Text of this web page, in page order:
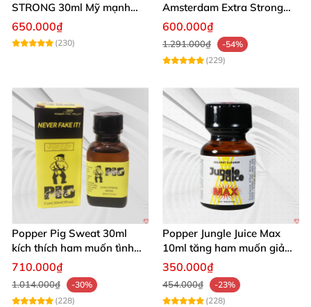
STRONG 30ml Mỹ mạnh
nhất kích thích cực phê
650.000₫
(230)
Amsterdam Extra Strong
30ml
600.000₫
1.291.000₫
-54%
(229)
Popper Pig Sweat 30ml
kích thích ham muốn tình
dục khoái cảm sâu cộng
đồng LGBT
710.000₫
1.014.000₫
-30%
(228)
Popper Jungle Juice Max
10ml tăng ham muốn giảm
đau quan hệ
350.000₫
454.000₫
-23%
(228)